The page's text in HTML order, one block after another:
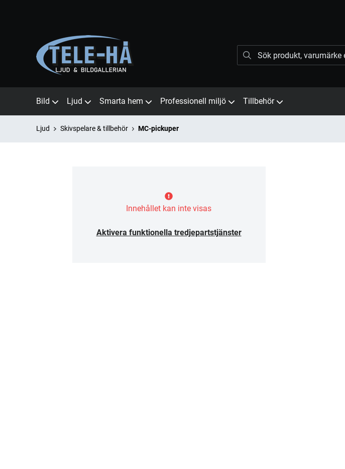
Bild Ljud Smarta hem Professionell miljö Tillbehör
Ljud Skivspelare & tillbehör MC-pickuper
Innehållet kan inte visas
Aktivera funktionella tredjepartstjänster